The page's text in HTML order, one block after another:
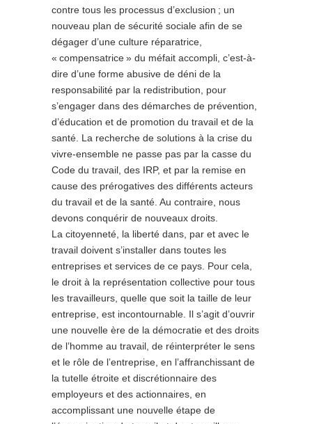
contre tous les processus d’exclusion ; un
nouveau plan de sécurité sociale afin de se
dégager d’une culture réparatrice,
« compensatrice » du méfait accompli, c’est-à-
dire d’une forme abusive de déni de la
responsabilité par la redistribution, pour
s’engager dans des démarches de prévention,
d’éducation et de promotion du travail et de la
santé. La recherche de solutions à la crise du
vivre-ensemble ne passe pas par la casse du
Code du travail, des IRP, et par la remise en
cause des prérogatives des différents acteurs
du travail et de la santé. Au contraire, nous
devons conquérir de nouveaux droits.
La citoyenneté, la liberté dans, par et avec le
travail doivent s’installer dans toutes les
entreprises et services de ce pays. Pour cela,
le droit à la représentation collective pour tous
les travailleurs, quelle que soit la taille de leur
entreprise, est incontournable. Il s’agit d’ouvrir
une nouvelle ère de la démocratie et des droits
de l’homme au travail, de réinterpréter le sens
et le rôle de l’entreprise, en l’affranchissant de
la tutelle étroite et discrétionnaire des
employeurs et des actionnaires, en
accomplissant une nouvelle étape de